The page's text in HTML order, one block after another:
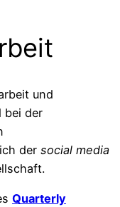
und
bei der
der social media
Quarterly